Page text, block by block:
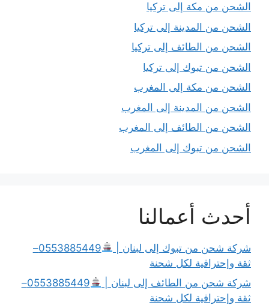
الشحن من مكة إلى تركيا
الشحن من المدينة إلى تركيا
الشحن من الطائف إلى تركيا
الشحن من تبوك إلى تركيا
الشحن من مكة إلى المغرب
الشحن من المدينة إلى المغرب
الشحن من الطائف إلى المغرب
الشحن من تبوك إلى المغرب
أحدث أعمالنا
شركة شحن من تبوك إلى لبنان |
0553885449–
ثقة وإحترافية لكل شحنة
شركة شحن من الطائف إلى لبنان |
0553885449–
ثقة وإحترافية لكل شحنة